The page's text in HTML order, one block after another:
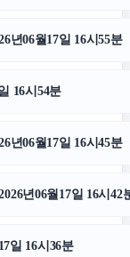
폭력변호사
수구막힘
변호사
피부과
년06월17일 16시55분
16시54분
년06월17일 16시45분
년06월17일 16시42
일 16시36분